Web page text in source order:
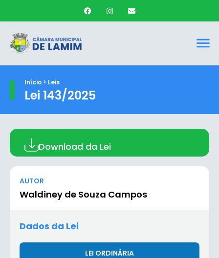
Início > Leis
Lei 143/2025
Download da Lei
AUTOR
Waldiney de Souza Campos
Dados da Lei
LEI ORDINÁRIA